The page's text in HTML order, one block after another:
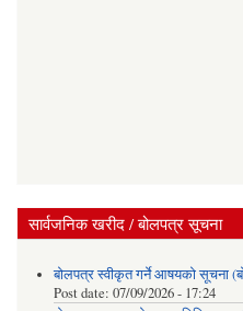
सार्वजनिक खरीद / बोलपत्र सूचना
बोलपत्र स्वीकृत गर्ने आषयको सूचना
Post date: 07/09/2026 - 17:24